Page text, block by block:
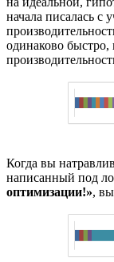
начала писалась с
одинаково быстро,
Когда вы
написанный под
оптимизации!»,